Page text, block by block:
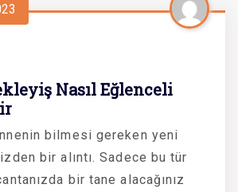
Nasıl Eğlenceli
bilmesi gereken yeni
bir alıntı. Sadece bu tür
bir tane alacağınız